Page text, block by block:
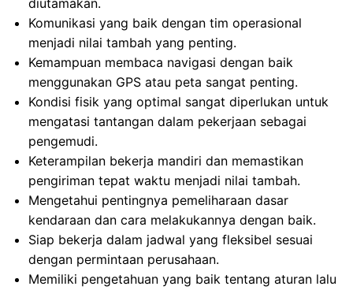
diutamakan.
Komunikasi yang baik dengan tim operasional
menjadi nilai tambah yang penting.
Kemampuan membaca navigasi dengan baik
menggunakan GPS atau peta sangat penting.
Kondisi fisik yang optimal sangat diperlukan untuk
mengatasi tantangan dalam pekerjaan sebagai
pengemudi.
Keterampilan bekerja mandiri dan memastikan
pengiriman tepat waktu menjadi nilai tambah.
Mengetahui pentingnya pemeliharaan dasar
kendaraan dan cara melakukannya dengan baik.
Siap bekerja dalam jadwal yang fleksibel sesuai
dengan permintaan perusahaan.
Memiliki pengetahuan yang baik tentang aturan lalu